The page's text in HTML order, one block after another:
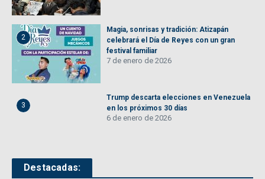
2
Magia, sonrisas y tradición: Atizapán
celebrará el Día de Reyes con un gran
festival familiar
7 de enero de 2026
3
Trump descarta elecciones en Venezuela
en los próximos 30 días
6 de enero de 2026
Destacadas: